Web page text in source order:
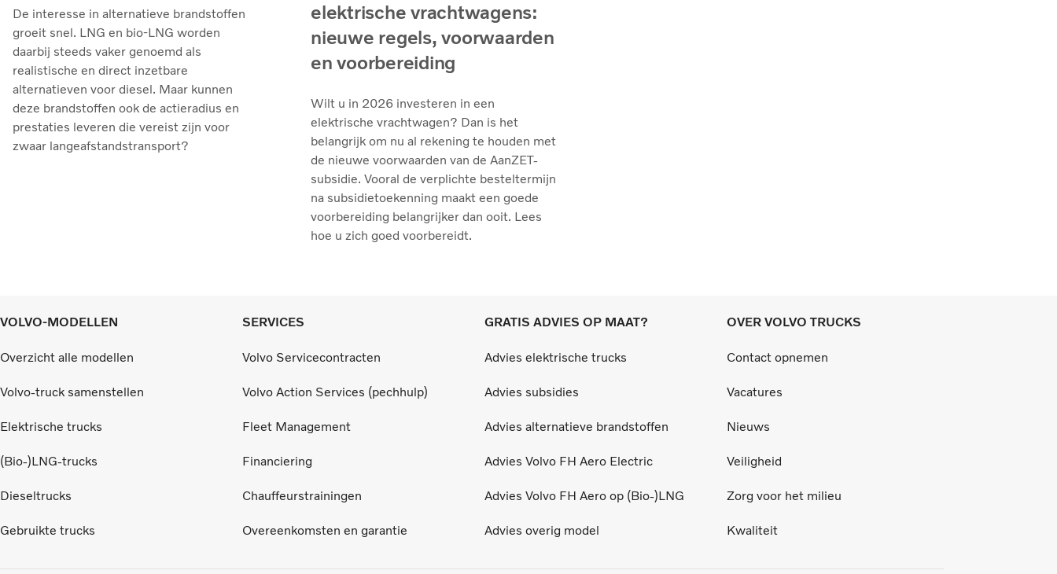
De interesse in alternatieve brandstoffen
groeit snel. LNG en bio‑LNG worden
daarbij steeds vaker genoemd als
realistische en direct inzetbare
alternatieven voor diesel. Maar kunnen
deze brandstoffen ook de actieradius en
prestaties leveren die vereist zijn voor
zwaar langeafstandstransport?
elektrische vrachtwagens:
nieuwe regels, voorwaarden
en voorbereiding
Wilt u in 2026 investeren in een
elektrische vrachtwagen? Dan is het
belangrijk om nu al rekening te houden met
de nieuwe voorwaarden van de AanZET-
subsidie. Vooral de verplichte besteltermijn
na subsidietoekenning maakt een goede
voorbereiding belangrijker dan ooit. Lees
hoe u zich goed voorbereidt.
VOLVO-MODELLEN
Overzicht alle modellen
Volvo-truck samenstellen
Elektrische trucks
(Bio-)LNG-trucks
Dieseltrucks
Gebruikte trucks
SERVICES
Volvo Servicecontracten
Volvo Action Services (pechhulp)
Fleet Management
Financiering
Chauffeurstrainingen
Overeenkomsten en garantie
GRATIS ADVIES OP MAAT?
Advies elektrische trucks
Advies subsidies
Advies alternatieve brandstoffen
Advies Volvo FH Aero Electric
Advies Volvo FH Aero op (Bio-)LNG
Advies overig model
OVER VOLVO TRUCKS
Contact opnemen
Vacatures
Nieuws
Veiligheid
Zorg voor het milieu
Kwaliteit